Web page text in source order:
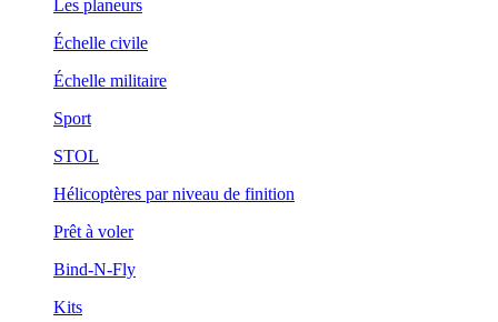
Les planeurs
Échelle civile
Échelle militaire
Sport
STOL
Hélicoptères par niveau de finition
Prêt à voler
Bind-N-Fly
Kits